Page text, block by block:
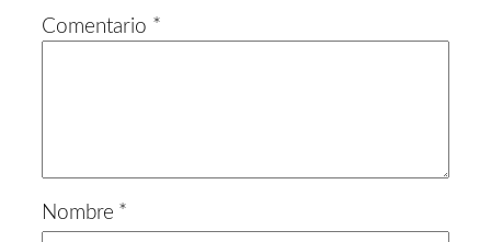
Comentario *
Nombre *